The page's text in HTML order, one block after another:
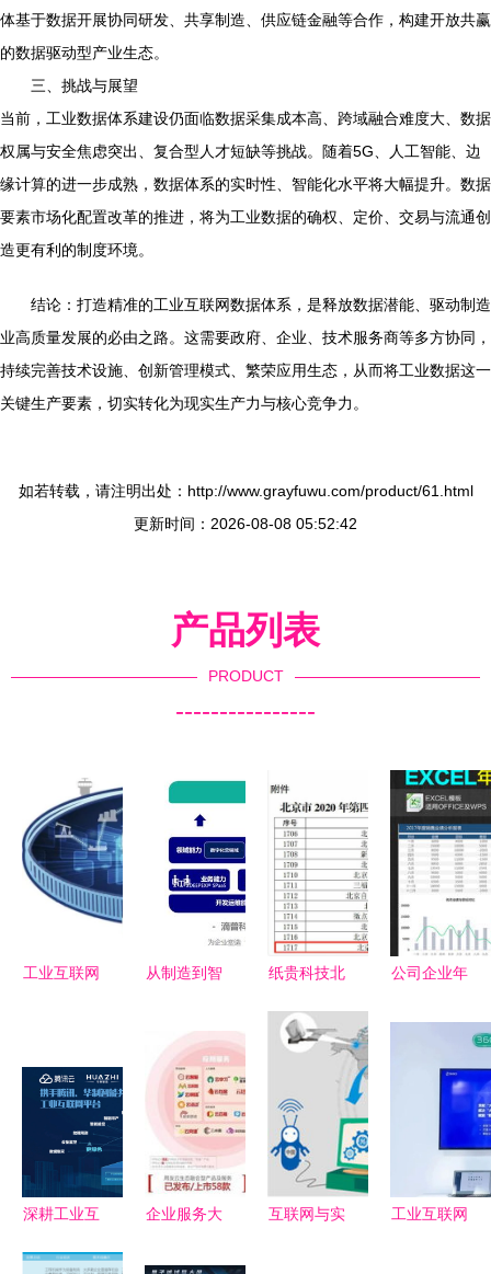
体基于数据开展协同研发、共享制造、供应链金融等合作，构建开放共赢
的数据驱动型产业生态。
三、挑战与展望
当前，工业数据体系建设仍面临数据采集成本高、跨域融合难度大、数据
权属与安全焦虑突出、复合型人才短缺等挑战。随着5G、人工智能、边
缘计算的进一步成熟，数据体系的实时性、智能化水平将大幅提升。数据
要素市场化配置改革的推进，将为工业数据的确权、定价、交易与流通创
造更有利的制度环境。
结论：打造精准的工业互联网数据体系，是释放数据潜能、驱动制造
业高质量发展的必由之路。这需要政府、企业、技术服务商等多方协同，
持续完善技术设施、创新管理模式、繁荣应用生态，从而将工业数据这一
关键生产要素，切实转化为现实生产力与核心竞争力。
如若转载，请注明出处：http://www.grayfuwu.com/product/61.html
更新时间：2026-08-08 05:52:42
产品列表
PRODUCT
----------------
工业互联网
践与数字化
转型路径
从制造到智
落谁家？
——CCF
GAIR 2020
视野下信息
技术咨询服
纸贵科技北
入选北京市
认定高新技
术企业，助
力信息技术
咨询服务发
公司企业年
析报表模板
格）详解
互联网行业
编号
深耕工业互
企业服务大
互联网与实
工业互联网